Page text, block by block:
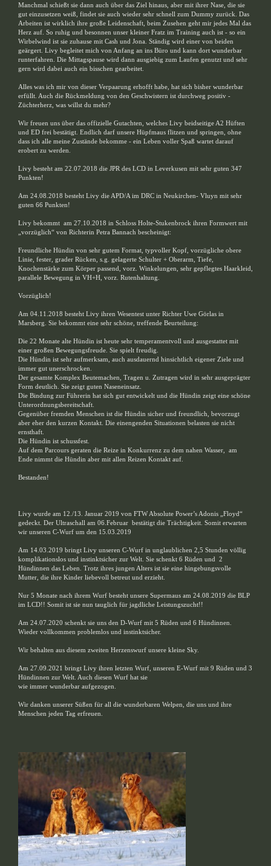
Manchmal schießt sie dann auch über das Ziel hinaus, aber mit ihrer Nase, die sie
gut einzusetzen weiß, findet sie auch wieder sehr schnell zum Dummy zurück. Das
Arbeiten ist wirklich ihre große Leidenschaft, beim Zusehen geht mir jedes Mal das
Herz auf. So ruhig und besonnen unser kleiner Fratz im Training auch ist - so ein
Wirbelwind ist sie zuhause mit Cash und Jona. Ständig wird einer von beiden
geärgert. Livy begleitet mich von Anfang an ins Büro und kann dort wunderbar
runterfahren. Die Mittagspause wird dann ausgiebig zum Laufen genutzt und sehr
gern wird dabei auch ein bisschen gearbeitet.
Alles was ich mir von dieser Verpaarung erhofft habe, hat sich bisher wunderbar
erfüllt. Auch die Rückmeldung von den Geschwistern ist durchweg positiv -
Züchterherz, was willst du mehr?
Wir freuen uns über das offizielle Gutachten, welches Livy beidseitige A2 Hüften
und ED frei bestätigt. Endlich darf unsere Hüpfmaus flitzen und springen, ohne
dass ich alle meine Zustände bekomme - ein Leben voller Spaß wartet darauf
erobert zu werden.
Livy besteht am 22.07.2018 die JPR des LCD in Leverkusen mit sehr guten 347
Punkten!
Am 24.08.2018 besteht Livy die APD/A im DRC in Neukirchen- Vluyn mit sehr
guten 66 Punkten!
Livy bekommt am 27.10.2018 in Schloss Holte-Stukenbrock ihren Formwert mit
„vorzüglich“ von Richterin Petra Bannach bescheinigt:
Freundliche Hündin von sehr gutem Format, typvoller Kopf, vorzügliche obere
Linie, fester, grader Rücken, s.g. gelagerte Schulter + Oberarm, Tiefe,
Knochenstärke zum Körper passend, vorz. Winkelungen, sehr gepflegtes Haarkleid,
parallele Bewegung in VH+H, vorz. Rutenhaltung.
Vorzüglich!
Am 04.11.2018 besteht Livy ihren Wesentest unter Richter Uwe Görlas in
Marsberg. Sie bekommt eine sehr schöne, treffende Beurteilung:
Die 22 Monate alte Hündin ist heute sehr temperamentvoll und ausgestattet mit
einer großen Bewegungsfreude. Sie spielt freudig.
Die Hündin ist sehr aufmerksam, auch ausdauernd hinsichtlich eigener Ziele und
immer gut unerschrocken.
Der gesamte Komplex Beutemachen, Tragen u. Zutragen wird in sehr ausgeprägter
Form deutlich. Sie zeigt guten Naseneinsatz.
Die Bindung zur Führerin hat sich gut entwickelt und die Hündin zeigt eine schöne
Unterordnungsbereitschaft.
Gegenüber fremden Menschen ist die Hündin sicher und freundlich, bevorzugt
aber eher den kurzen Kontakt. Die einengenden Situationen belasten sie nicht
ernsthaft.
Die Hündin ist schussfest.
Auf dem Parcours geraten die Reize in Konkurrenz zu dem nahen Wasser, am
Ende nimmt die Hündin aber mit allen Reizen Kontakt auf.
Bestanden!
Livy wurde am 12./13. Januar 2019 von FTW Absolute Power’s Adonis „Floyd“
gedeckt. Der Ultraschall am 06.Februar bestätigt die Trächtigkeit. Somit erwarten
wir unseren C-Wurf um den 15.03.2019
Am 14.03.2019 bringt Livy unseren C-Wurf in unglaublichen 2,5 Stunden völlig
komplikationslos und instinktsicher zur Welt. Sie schenkt 6 Rüden und 2
Hündinnen das Leben. Trotz ihres jungen Alters ist sie eine hingebungsvolle
Mutter, die ihre Kinder liebevoll betreut und erzieht.
Nur 5 Monate nach ihrem Wurf besteht unsere Supermaus am 24.08.2019 die BLP
im LCD!! Somit ist sie nun tauglich für jagdliche Leistungszucht!!
Am 24.07.2020 schenkt sie uns den D-Wurf mit 5 Rüden und 6 Hündinnen.
Wieder vollkommen problemlos und instinktsicher.
Wir behalten aus diesem zweiten Herzenswurf unsere kleine Sky.
Am 27.09.2021 bringt Livy ihren letzten Wurf, unseren E-Wurf mit 9 Rüden und 3
Hündinnen zur Welt. Auch diesen Wurf hat sie
wie immer wunderbar aufgezogen.
Wir danken unserer Süßen für all die wunderbaren Welpen, die uns und ihre
Menschen jeden Tag erfreuen.